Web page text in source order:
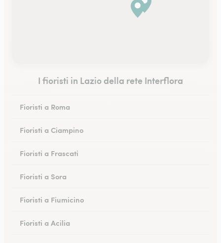
I fioristi in Lazio della rete Interflora
Fioristi a Roma
Fioristi a Ciampino
Fioristi a Frascati
Fioristi a Sora
Fioristi a Fiumicino
Fioristi a Acilia